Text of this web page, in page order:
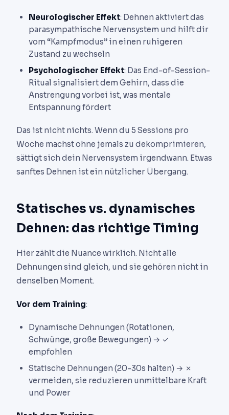
Neurologischer Effekt: Dehnen aktiviert das
parasympathische Nervensystem und hilft dir
vom “Kampfmodus” in einen ruhigeren
Zustand zu wechseln
Psychologischer Effekt: Das End-of-Session-
Ritual signalisiert dem Gehirn, dass die
Anstrengung vorbei ist, was mentale
Entspannung fördert
Das ist nicht nichts. Wenn du 5 Sessions pro
Woche machst ohne jemals zu dekomprimieren,
sättigt sich dein Nervensystem irgendwann. Etwas
sanftes Dehnen ist ein nützlicher Übergang.
Statisches vs. dynamisches
Dehnen: das richtige Timing
Hier zählt die Nuance wirklich. Nicht alle
Dehnungen sind gleich, und sie gehören nicht in
denselben Moment.
Vor dem Training:
Dynamische Dehnungen (Rotationen,
Schwünge, große Bewegungen) → ✓
empfohlen
Statische Dehnungen (20-30s halten) → ✗
vermeiden, sie reduzieren unmittelbare Kraft
und Power